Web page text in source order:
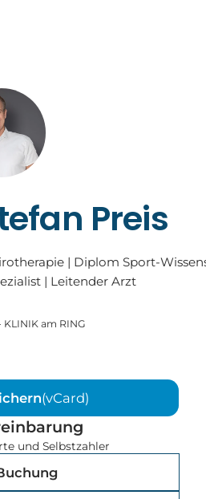
Preis
| Diplom Sport-
| Leitender Arzt
am RING
(vCard)
und Selbstzahler